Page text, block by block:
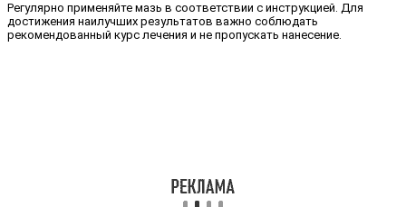
Регулярно применяйте мазь в соответствии с инструкцией. Для
достижения наилучших результатов важно соблюдать
рекомендованный курс лечения и не пропускать нанесение.